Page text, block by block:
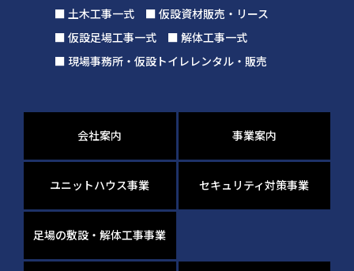
■ 土木工事一式 ■ 仮設資材販売・リース
■ 仮設足場工事一式 ■ 解体工事一式
■ 現場事務所・仮設トイレレンタル・販売
会社案内 事業案内
ユニットハウス事業 セキュリティ対策事業
足場の敷設・解体工事事業